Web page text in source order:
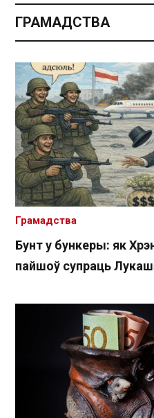
ГРАМАДСТВА
Бунт у бункеры: як
пайшоў супраць
Грамадства